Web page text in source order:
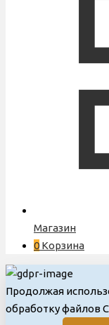
Магазин
0 Корзина
Продолжая
обработку файлов